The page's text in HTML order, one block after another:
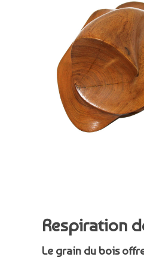
Respiration
Le grain du bois